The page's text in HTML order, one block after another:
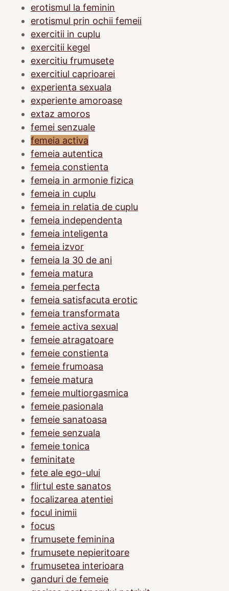
erotismul la feminin
erotismul prin ochii femeii
exercitii in cuplu
exercitii kegel
exercitiu frumusete
exercitiul caprioarei
experienta sexuala
experiente amoroase
extaz amoros
femei senzuale
femeia activa
femeia autentica
femeia constienta
femeia in armonie fizica
femeia in cuplu
femeia in relatia de cuplu
femeia independenta
femeia inteligenta
femeia izvor
femeia la 30 de ani
femeia matura
femeia perfecta
femeia satisfacuta erotic
femeia transformata
femeie activa sexual
femeie atragatoare
femeie constienta
femeie frumoasa
femeie matura
femeie multiorgasmica
femeie pasionala
femeie sanatoasa
femeie senzuala
femeie tonica
feminitate
fete ale ego-ului
flirtul este sanatos
focalizarea atentiei
focul inimii
focus
frumusete feminina
frumusete nepieritoare
frumusetea interioara
ganduri de femeie